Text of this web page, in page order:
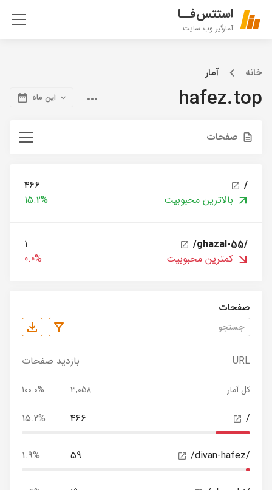
استتس‌فــا
آمارگیر وب سایت
خانه آمار
hafez.top این ماه
صفحات
/
466
بالاترین محبوبیت
15.2%
/ghazal-55/
1
کمترین محبوبیت
0.0%
صفحات
URL بازدید صفحات
کل آمار 3,058
100.0%
/
466
15.2%
/divan-hafez/
59
1.9%